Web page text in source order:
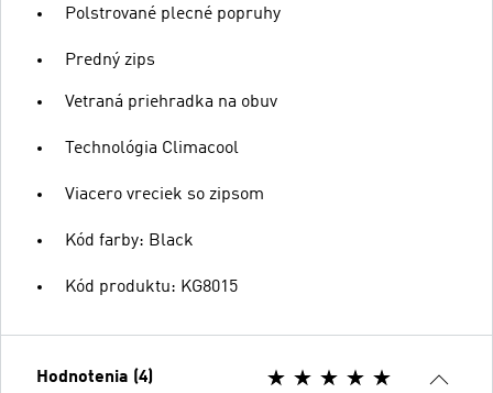
Polstrované plecné popruhy
Predný zips
Vetraná priehradka na obuv
Technológia Climacool
Viacero vreciek so zipsom
Kód farby: Black
Kód produktu: KG8015
Hodnotenia (4)